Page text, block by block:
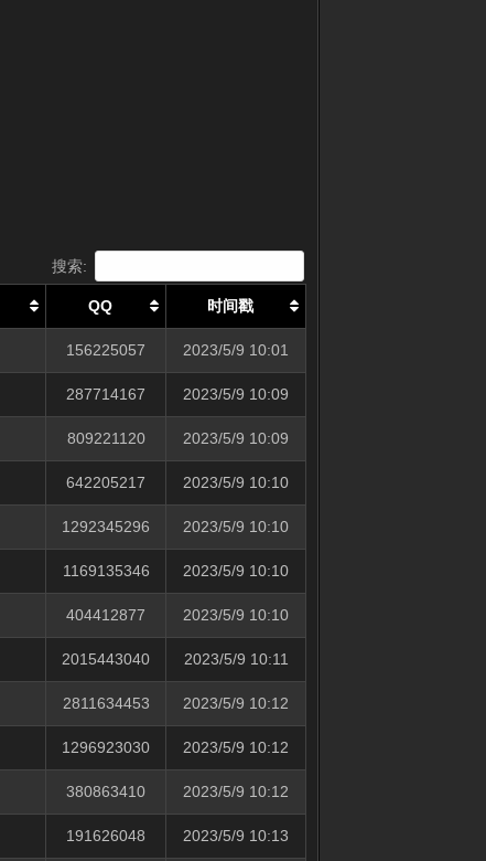
搜索:
QQ 时间戳
156225057 2023/5/9 10:01
287714167 2023/5/9 10:09
809221120 2023/5/9 10:09
642205217 2023/5/9 10:10
1292345296 2023/5/9 10:10
1169135346 2023/5/9 10:10
404412877 2023/5/9 10:10
2015443040 2023/5/9 10:11
2811634453 2023/5/9 10:12
1296923030 2023/5/9 10:12
380863410 2023/5/9 10:12
191626048 2023/5/9 10:13